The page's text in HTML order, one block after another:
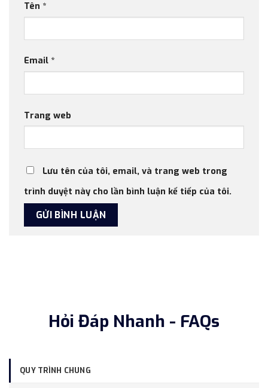
Tên *
Email *
Trang web
Lưu tên của tôi, email, và trang web trong
trình duyệt này cho lần bình luận kế tiếp của tôi.
Hỏi Đáp Nhanh - FAQs
QUY TRÌNH CHUNG